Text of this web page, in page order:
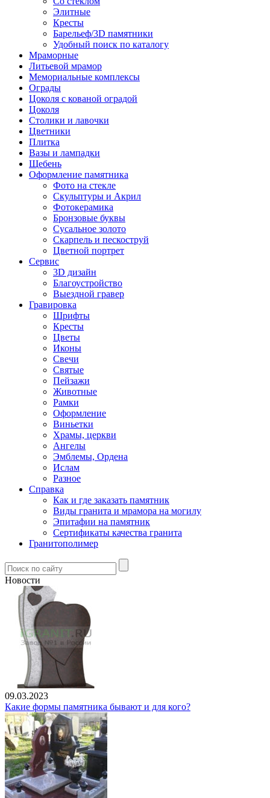
Элитные
Кресты
Барельеф/3D памятники
Удобный поиск по каталогу
Мраморные
Литьевой мрамор
Мемориальные комплексы
Ограды
Цоколя с кованой оградой
Цоколя
Столики и лавочки
Цветники
Плитка
Вазы и лампадки
Щебень
Оформление памятника
Фото на стекле
Скульптуры и Акрил
Фотокерамика
Бронзовые буквы
Сусальное золото
Скарпель и пескоструй
Цветной портрет
Сервис
3D дизайн
Благоустройство
Выездной гравер
Гравировка
Шрифты
Кресты
Цветы
Иконы
Свечи
Святые
Пейзажи
Животные
Рамки
Оформление
Виньетки
Храмы, церкви
Ангелы
Эмблемы, Ордена
Ислам
Разное
Справка
Как и где заказать памятник
Виды гранита и мрамора на могилу
Эпитафии на памятник
Сертификаты качества гранита
Гранитополимер
Новости
09.03.2023
Какие формы памятника бывают и для кого?